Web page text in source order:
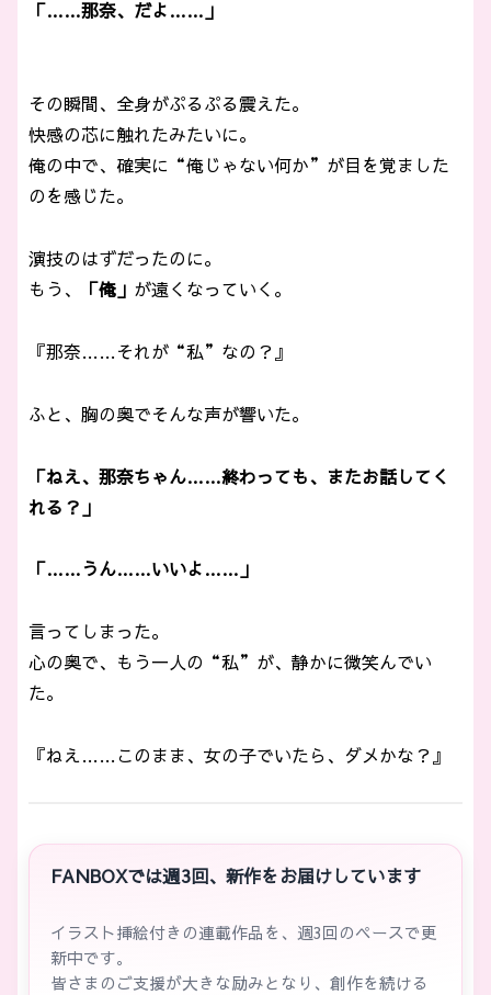
「……那奈、だよ……」
その瞬間、全身がぷるぷる震えた。
快感の芯に触れたみたいに。
俺の中で、確実に“俺じゃない何か”が目を覚ました
のを感じた。
演技のはずだったのに。
もう、
「俺」 が遠くなっていく。
『那奈……それが“私”なの？』
ふと、胸の奥でそんな声が響いた。
「ねえ、那奈ちゃん……終わっても、またお話してく
れる？」
「……うん……いいよ……」
言ってしまった。
心の奥で、もう一人の“私”が、静かに微笑んでい
た。
『ねえ……このまま、女の子でいたら、ダメかな？』
FANBOXでは週3回、新作をお届けしています
イラスト挿絵付きの連載作品を、週3回のペースで更
新中です。
皆さまのご支援が大きな励みとなり、創作を続ける